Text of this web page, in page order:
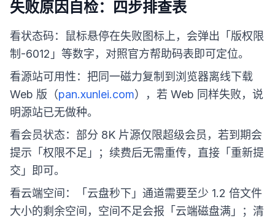
失败原因自检：四步排查表
看状态码：鼠标悬停在失败图标上，会弹出「版权限
制-6012」等数字，对照官方帮助码表即可定位。
看源站可用性：把同一磁力复制到浏览器离线下载
Web 版（pan.xunlei.com），若 Web 同样失败，说
明源站已无做种。
看会员状态：部分 8K 片源仅限超级会员，若到期会
提示「权限不足」；续费后无需重传，直接「重新提
交」即可。
看云端空间：「云盘秒下」通道需要至少 1.2 倍文件
大小的剩余空间，空间不足会报「云端磁盘满」；清